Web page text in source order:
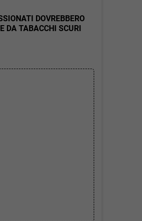
DOVREBBERO
DA TABACCHI SCURI